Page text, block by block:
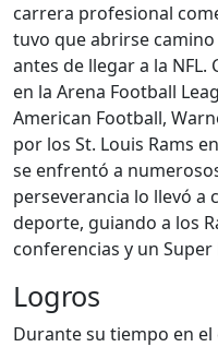
carrera profesional
tuvo que abrirse
antes de llegar a la
en la Arena Football
American Football,
por los St. Louis Rams
se enfrentó a
perseverancia lo llevó a
deporte, guiando a los
conferencias y un Super
Logros
Durante su tiempo en